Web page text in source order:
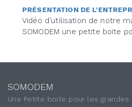
PRÉSENTATION DE
Vidéo d’utilisation de notre
SOMODEM une petite boite
SOMODEM
Une Petite boite pour les grandes